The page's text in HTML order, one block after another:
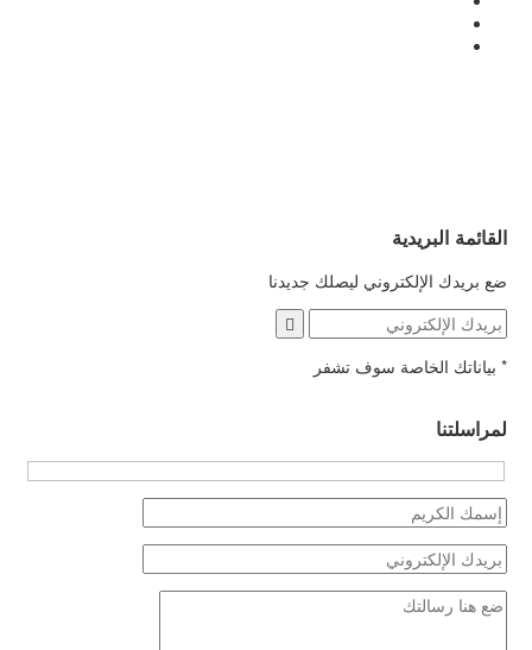
القائمة البريدية
ضع بريدك الإلكتروني ليصلك جديدنا
* بياناتك الخاصة سوف تشفر
لمراسلتنا